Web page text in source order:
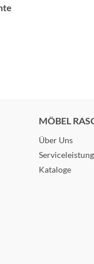
MÖBEL
Über Uns
Kataloge